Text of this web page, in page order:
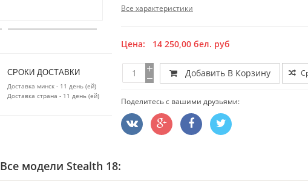
СРОКИ ДОСТАВКИ
Доставка минск - 11 день (ей)
Доставка страна - 11 день (ей)
Все характеристики
Цена: 14 250,00 бел. руб
Добавить В Корзину
Поделитесь с вашими друзьями:
Все модели Stealth 18: